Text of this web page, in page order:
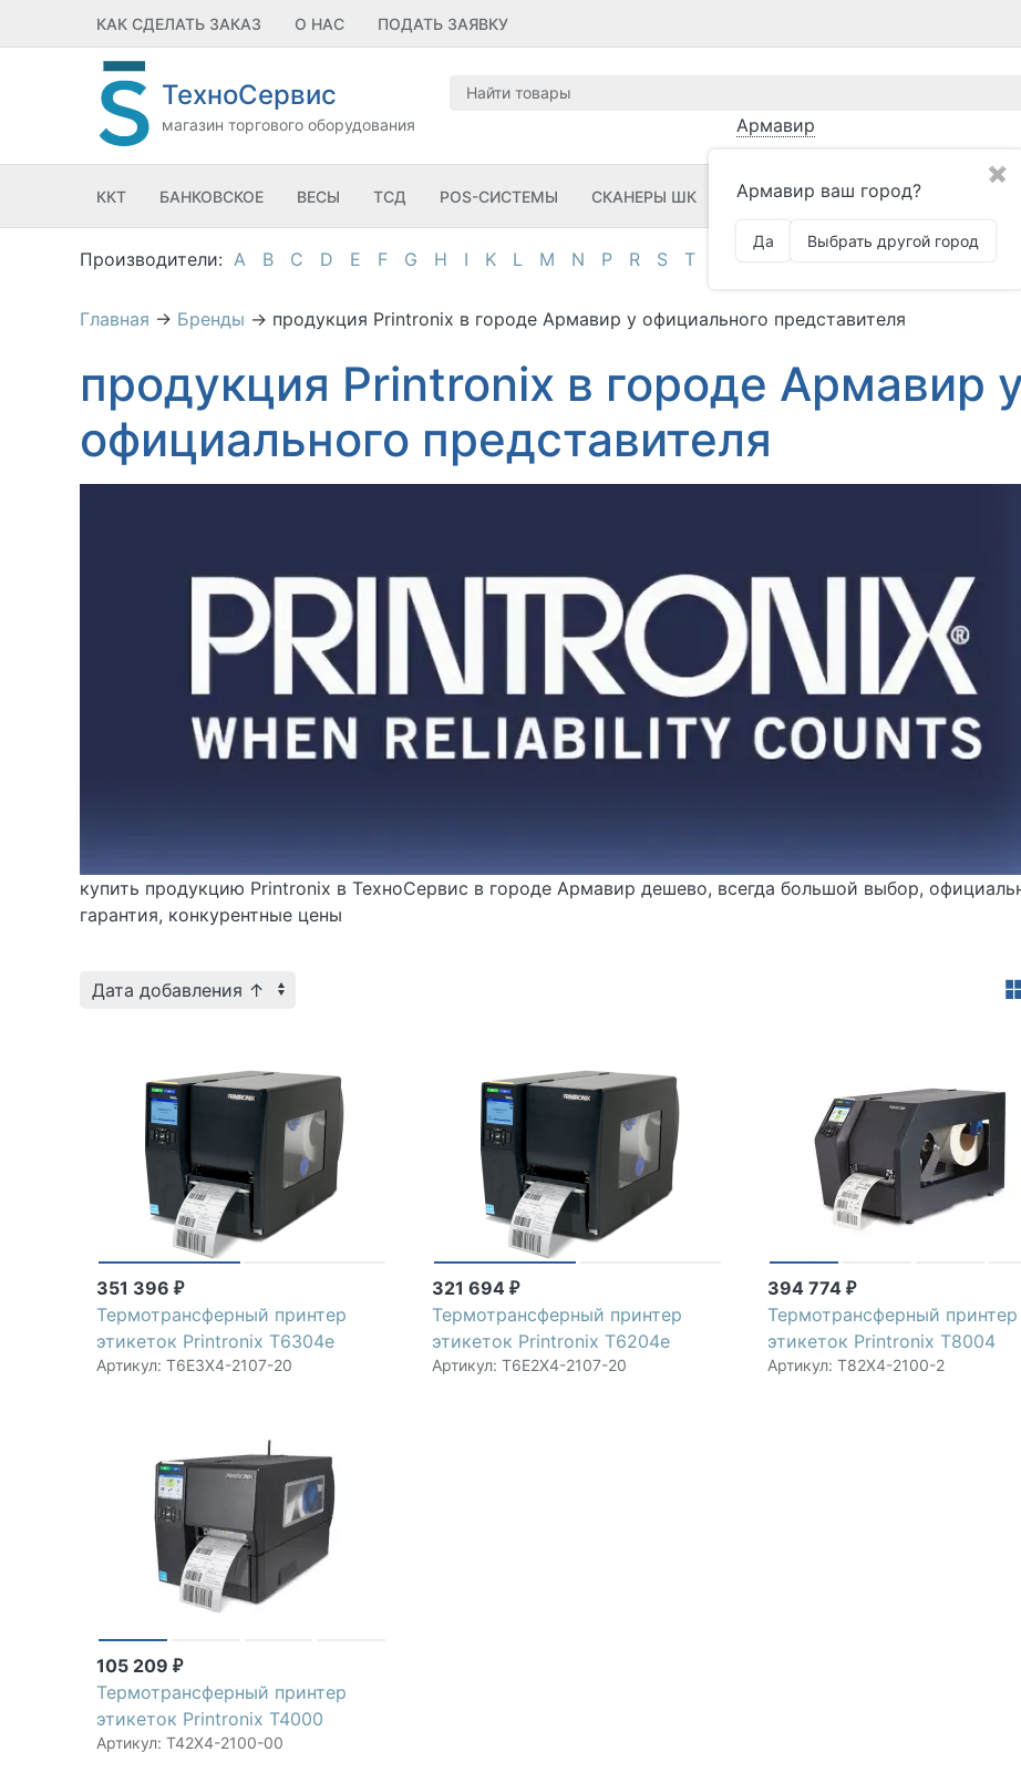
КАК СДЕЛАТЬ ЗАКАЗ О НАС ПОДАТЬ ЗАЯВКУ
ТехноСервис
магазин торгового оборудования Армавир
✖
Армавир ваш город?
Да Выбрать другой город
ККТ БАНКОВСКОЕ ВЕСЫ ТСД POS-СИСТЕМЫ СКАНЕРЫ ШК ПРИНТЕРЫ ШК ПО
A B C D E F G H I K L M N P R S T
Главная → Бренды → продукция Printronix в городе Армавир у официального представителя
продукция Printronix в городе Армавир
официального представителя
купить продукцию Printronix в ТехноСервис в городе Армавир дешево, всегда большой выбор,
гарантия, конкурентные цены
351 396 ₽
Термотрансферный принтер
этикеток Printronix T6304e
Артикул: T6E3X4-2107-20
321 694₽
Термотрансферный принтер
этикеток Printronix T6204e
Артикул: T6E2X4-2107-20
394 774₽
Термотрансферный принтер
этикеток Printronix T8004
Артикул: T82X4-2100-2
105 209 ₽
Термотрансферный принтер
этикеток Printronix T4000
Артикул: T42X4-2100-00